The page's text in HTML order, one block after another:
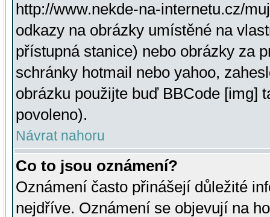
http://www.nekde-na-internetu.cz/
odkazy na obrázky umístěné na
přístupná stanice) nebo obrázky za
schránky hotmail nebo yahoo,
obrázku použijte buď BBCode [img]
povoleno).
Návrat nahoru
Co to jsou oznámení?
Oznámení často přinášejí důležité
nejdříve. Oznámení se objevují na